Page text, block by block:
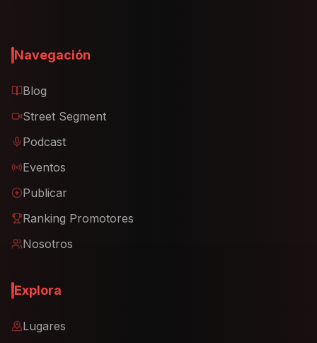
Navegación
Blog
Street Segment
Podcast
Eventos
Publicar
Ranking Promotores
Nosotros
Explora
Lugares